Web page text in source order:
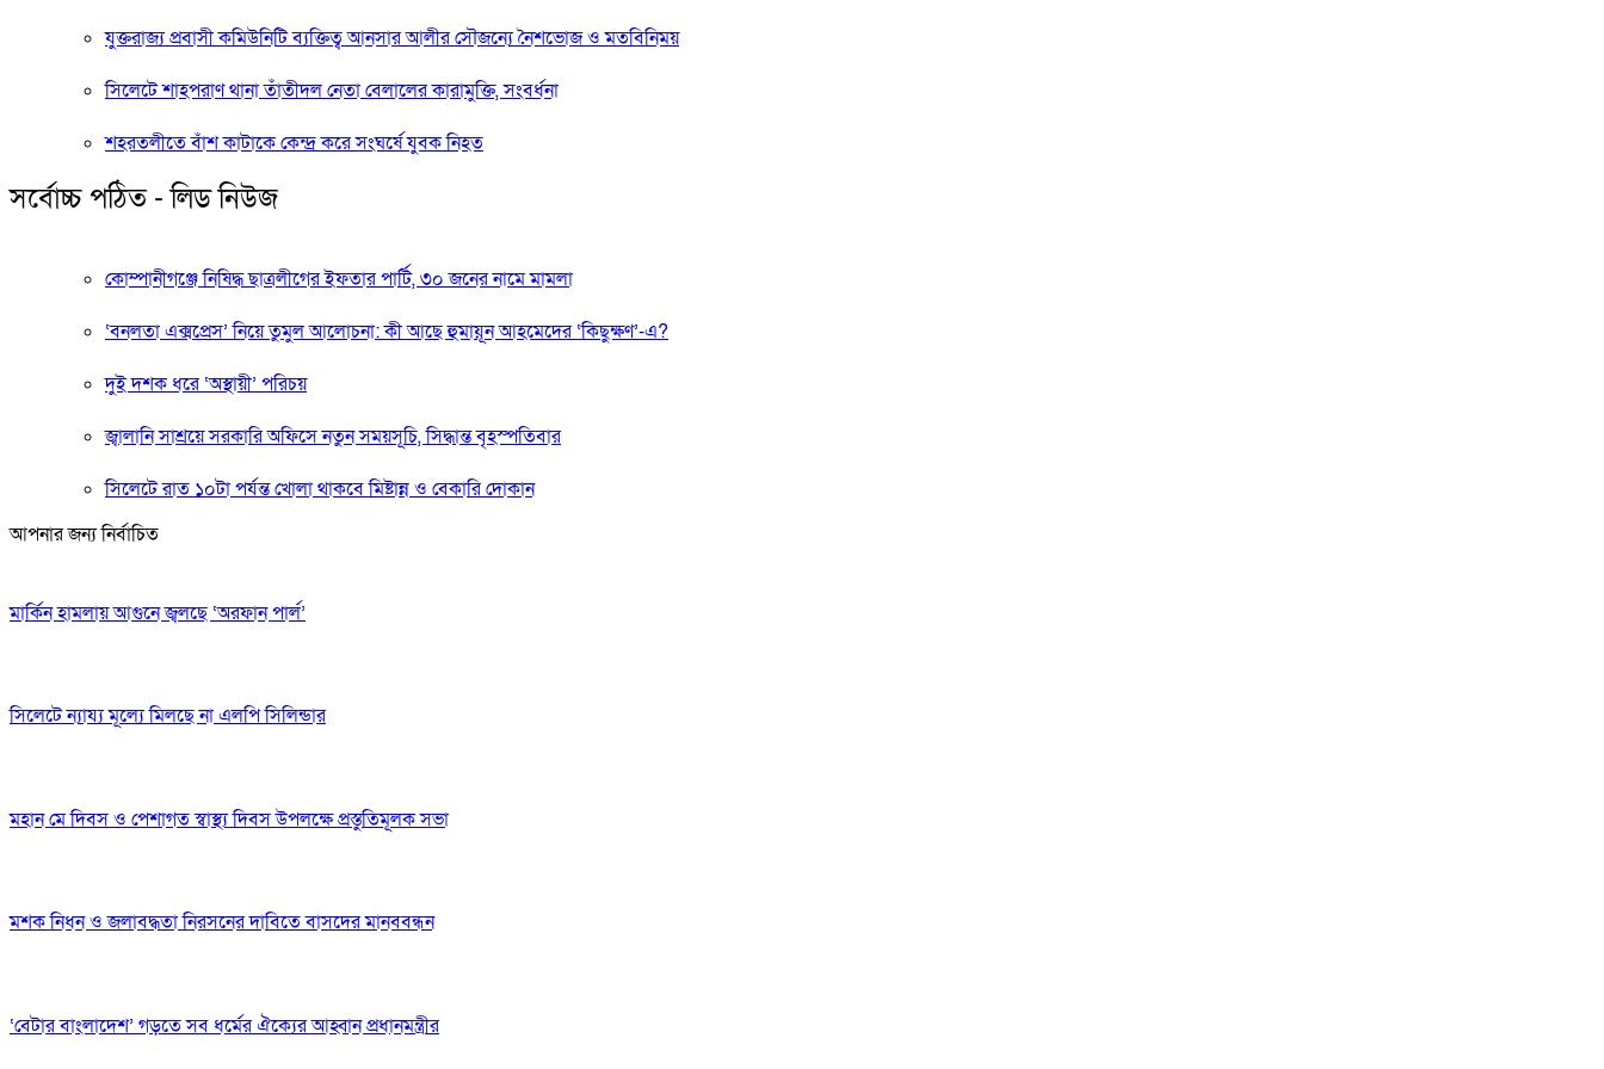
যুক্তরাজ্য প্রবাসী কমিউনিটি ব্যক্তিত্ব আনসার আলীর সৌজন্যে নৈশভোজ ও মতবিনিময়
সিলেটে শাহপরাণ থানা তাঁতীদল নেতা বেলালের কারামুক্তি, সংবর্ধনা
শহরতলীতে বাঁশ কাটাকে কেন্দ্র করে সংঘর্ষে যুবক নিহত
সর্বোচ্চ পঠিত - লিড নিউজ
কোম্পানীগঞ্জে নিষিদ্ধ ছাত্রলীগের ইফতার পার্টি, ৩০ জনের নামে মামলা
‘বনলতা এক্সপ্রেস’ নিয়ে তুমুল আলোচনা: কী আছে হুমায়ূন আহমেদের ‘কিছুক্ষণ’-এ?
দুই দশক ধরে ‘অস্থায়ী’ পরিচয়
জ্বালানি সাশ্রয়ে সরকারি অফিসে নতুন সময়সূচি, সিদ্ধান্ত বৃহস্পতিবার
সিলেটে রাত ১০টা পর্যন্ত খোলা থাকবে মিষ্টান্ন ও বেকারি দোকান
আপনার জন্য নির্বাচিত
মার্কিন হামলায় আগুনে জ্বলছে ‘অরফান পার্ল’
সিলেটে ন্যায্য মূল্যে মিলছে না এলপি সিলিন্ডার
মহান মে দিবস ও পেশাগত স্বাস্থ্য দিবস উপলক্ষে প্রস্তুতিমূলক সভা
মশক নিধন ও জলাবদ্ধতা নিরসনের দাবিতে বাসদের মানববন্ধন
‘বেটার বাংলাদেশ’ গড়তে সব ধর্মের ঐক্যের আহ্বান প্রধানমন্ত্রীর